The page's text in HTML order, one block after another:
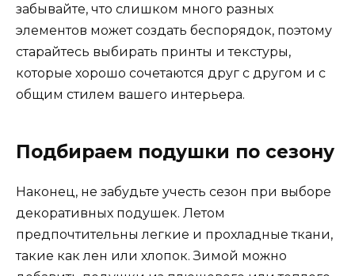
забывайте, что слишком много разных
элементов может создать беспорядок, поэтому
старайтесь выбирать принты и текстуры,
которые хорошо сочетаются друг с другом и с
общим стилем вашего интерьера.
Подбираем подушки по сезону
Наконец, не забудьте учесть сезон при выборе
декоративных подушек. Летом
предпочтительны легкие и прохладные ткани,
такие как лен или хлопок. Зимой можно